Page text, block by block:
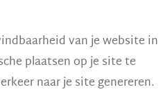
van je website in
plaatsen op je site te
naar je site genereren.